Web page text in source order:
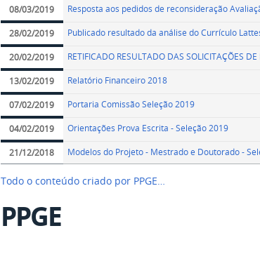
08/03/2019 Resposta aos pedidos de reconsideração
28/02/2019 Publicado resultado da análise do Currículo
20/02/2019 RETIFICADO RESULTADO DAS SOLICITAÇÕES
13/02/2019 Relatório Financeiro 2018
07/02/2019 Portaria Comissão Seleção 2019
04/02/2019 Orientações Prova Escrita - Seleção 2019
21/12/2018 Modelos do Projeto - Mestrado e Doutorado -
Todo o conteúdo criado por PPGE…
PPGE